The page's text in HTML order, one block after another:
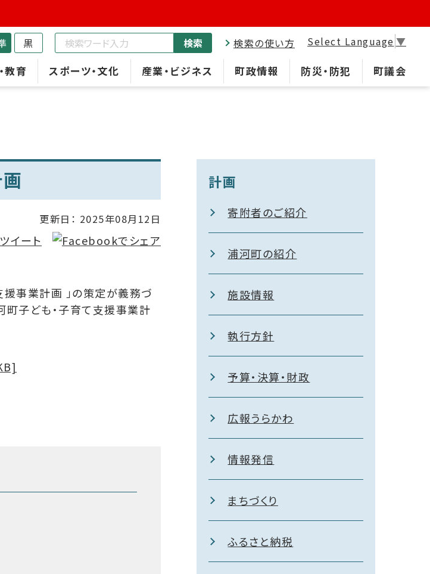
教育 スポーツ・文化 産業・ビジネス 町政情報 防災・防犯 町議会
黒 検索 検索の使い方 Select Language ▼
更新日： 2025年08月12日
援事業計画 」の策定が義務づ
町子ども・子育て支援事業計
計画
寄附者のご紹介
浦河町の紹介
施設情報
執行方針
予算・決算・財政
広報うらかわ
情報発信
まちづくり
ふるさと納税